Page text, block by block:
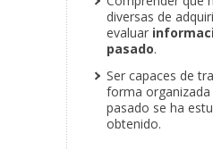
diversas de
evaluar
pasado.
Ser capaces de
forma
pasado se ha
obtenido.